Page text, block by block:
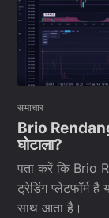
समाचार
Brio
घोटाला?
पता करें कि Brio
ट्रेडिंग प्लेटफॉर्म
साथ आता है।